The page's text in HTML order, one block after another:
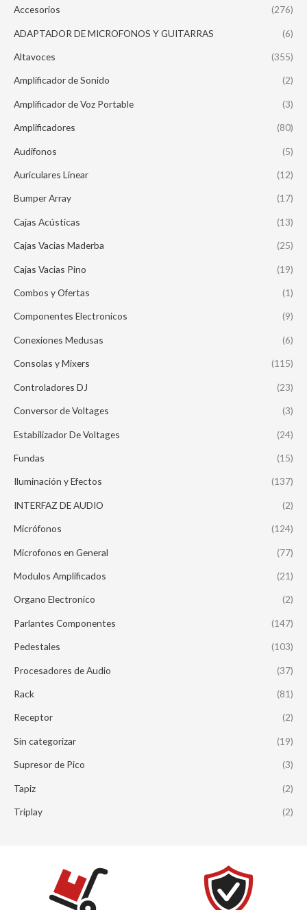
Accesorios (276)
ADAPTADOR DE MICROFONOS Y GUITARRAS (6)
Altavoces (355)
Amplificador de Sonido (2)
Amplificador de Voz Portable (3)
Amplificadores (80)
Audifonos (5)
Auriculares Linear (12)
Bumper Array (17)
Cajas Acústicas (13)
Cajas Vacias Maderba (25)
Cajas Vacias Pino (19)
Combos y Ofertas (1)
Componentes Electronicos (9)
Conexiones Medusas (6)
Consolas y Mixers (115)
Controladores DJ (23)
Conversor de Voltages (3)
Estabilizador De Voltages (24)
Fundas (15)
Iluminación y Efectos (137)
INTERFAZ DE AUDIO (2)
Micrófonos (124)
Microfonos en General (77)
Modulos Amplificados (21)
Organo Electronico (2)
Parlantes Componentes (147)
Pedestales (103)
Procesadores de Audio (37)
Rack (81)
Receptor (2)
Sin categorizar (19)
Supresor de Pico (3)
Tapiz (2)
Triplay (2)